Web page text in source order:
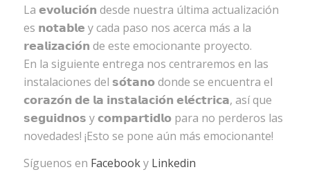
La 𝗲𝘃𝗼𝗹𝘂𝗰𝗶𝗼́𝗻 desde nuestra última actualización
es 𝗻𝗼𝘁𝗮𝗯𝗹𝗲 y cada paso nos acerca más a la
𝗿𝗲𝗮𝗹𝗶𝘇𝗮𝗰𝗶𝗼́𝗻 de este emocionante proyecto.
En la siguiente entrega nos centraremos en las
instalaciones del 𝘀𝗼́𝘁𝗮𝗻𝗼 donde se encuentra el
𝗰𝗼𝗿𝗮𝘇𝗼́𝗻 𝗱𝗲 𝗹𝗮 𝗶𝗻𝘀𝘁𝗮𝗹𝗮𝗰𝗶𝗼́𝗻 𝗲𝗹𝗲́𝗰𝘁𝗿𝗶𝗰𝗮, así que
𝘀𝗲𝗴𝘂𝗶𝗱𝗻𝗼𝘀 y 𝗰𝗼𝗺𝗽𝗮𝗿𝘁𝗶𝗱𝗹𝗼 para no perderos las
novedades! ¡Esto se pone aún más emocionante!
Síguenos en Facebooky Linkedin